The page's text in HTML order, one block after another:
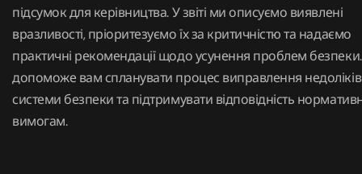
підсумок для керівництва. У звіті ми описуємо виявлені
вразливості, пріоритезуємо їх за критичністю та надаємо
практичні рекомендації щодо усунення проблем
допоможе вам спланувати процес виправлення недоліків
системи безпеки та підтримувати відповідність
вимогам.